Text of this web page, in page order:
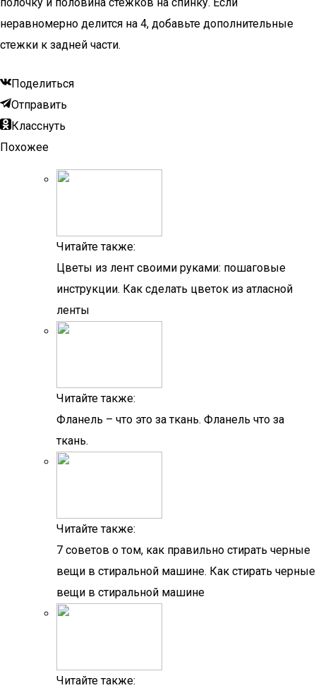
неравномерно делится на 4, добавьте дополнительные
стежки к задней части.
Поделиться
Отправить
Класснуть
Похожее
Читайте также:
Цветы из лент своими руками: пошаговые
инструкции. Как сделать цветок из атласной
ленты
Читайте также:
Фланель – что это за ткань. Фланель что за
ткань.
Читайте также:
7 советов о том, как правильно стирать черные
вещи в стиральной машине. Как стирать черные
вещи в стиральной машине
Читайте также: